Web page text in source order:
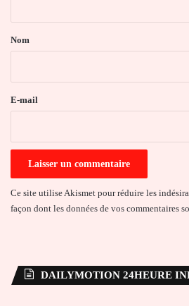
a
e
Nom
E-mail
Ce site utilise Akismet pour réduire les
façon dont les données de vos commentaires
DAILYMOTION 24HEURE